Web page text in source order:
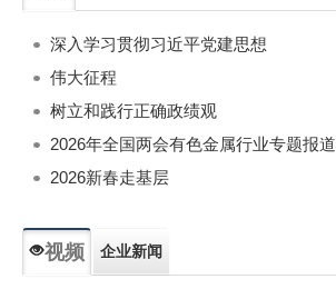
深入学习贯彻习近平党建思想
伟大征程
树立和践行正确政绩观
2026年全国两会有色金属行业专题报道
2026新春走基层
视频 企业新闻